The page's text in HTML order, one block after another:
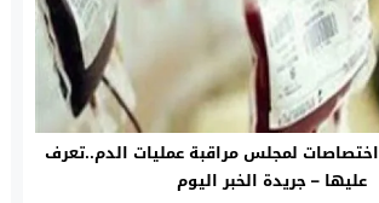
القانون يحدد 4 اختصاصات لمجلس مراقبة عمليات الدم..تعرف
عليها – جريدة الخبر اليوم